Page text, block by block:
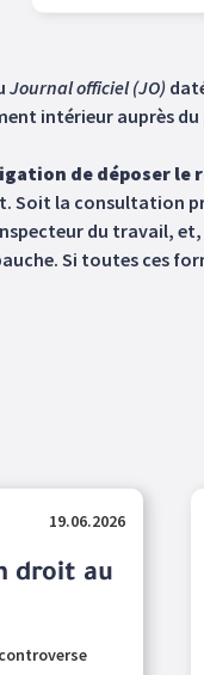
Journal officiel (JO)
intérieur auprès du
de déposer
Soit la consultation
du travail,
Si toutes ces
19.06.2026
droit au